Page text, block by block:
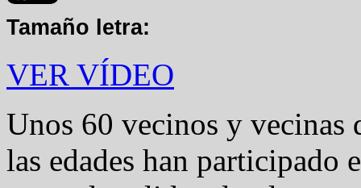
Tamaño letra:
VER VÍDEO
Unos 60 vecinos y vecinas
las edades han participado